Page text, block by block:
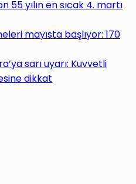
55 yılın en sıcak 4. martı
mayısta başlıyor: 170
sarı uyarı: Kuvvetli
dikkat